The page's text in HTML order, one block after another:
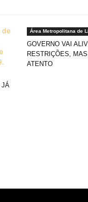
JÁ
Área Metropolitana de
GOVERNO VAI
RESTRIÇÕES,
ATENTO